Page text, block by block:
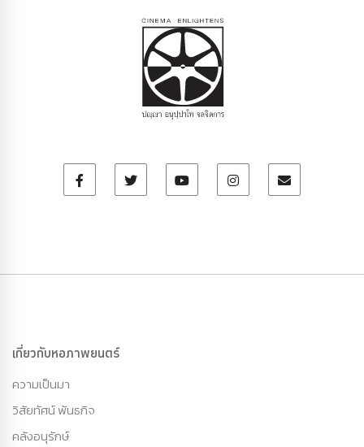
เกี่ยวกับหอภาพยนตร์
ความเป็นมา
วิสัยทัศน์ พันธกิจ
คลังอนุรักษ์